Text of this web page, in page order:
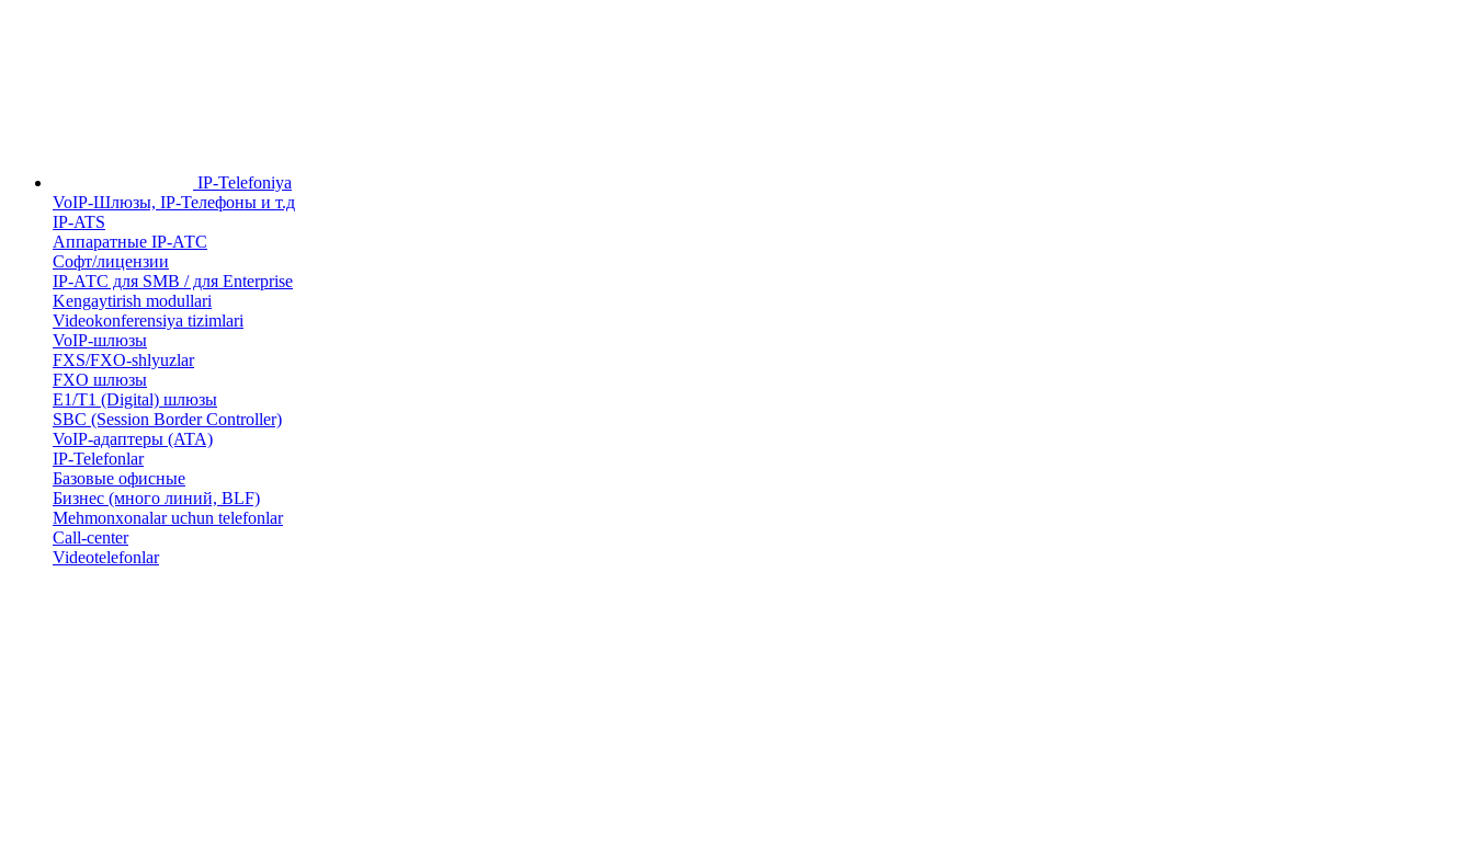
IP-Telefoniya
VoIP-Шлюзы, IP-Телефоны и т.д
IP-ATS
Аппаратные IP-АТС
Софт/лицензии
IP-АТС для SMB / для Enterprise
Kengaytirish modullari
Videokonferensiya tizimlari
VoIP-шлюзы
FXS/FXO-shlyuzlar
FXO шлюзы
E1/T1 (Digital) шлюзы
SBC (Session Border Controller)
VoIP-адаптеры (ATA)
IP-Telefonlar
Базовые офисные
Бизнес (много линий, BLF)
​Mehmonxonalar uchun telefonlar
Call-center
​Videotelefonlar